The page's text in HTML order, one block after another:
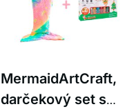
MermaidArtCraft,
darčekový set s